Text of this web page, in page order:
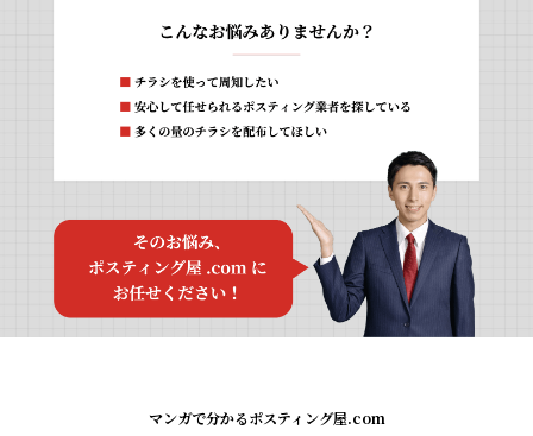
マンガで分かるポスティング屋.com